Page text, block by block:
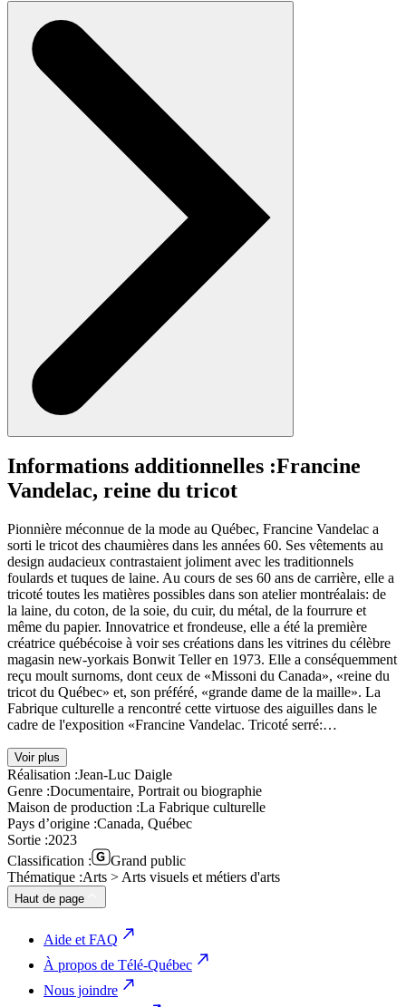
Informations additionnelles :Francine
Vandelac, reine du tricot
Pionnière méconnue de la mode au Québec, Francine Vandelac a
sorti le tricot des chaumières dans les années 60. Ses vêtements au
design audacieux contrastaient joliment avec les traditionnels
foulards et tuques de laine. Au cours de ses 60 ans de carrière, elle a
tricoté toutes les matières possibles dans son atelier montréalais: de
la laine, du coton, de la soie, du cuir, du métal, de la fourrure et
même du papier. Innovatrice et frondeuse, elle a été la première
créatrice québécoise à voir ses créations dans les vitrines du célèbre
magasin new-yorkais Bonwit Teller en 1973. Elle a conséquemment
reçu moult surnoms, dont ceux de «Missoni du Canada», «reine du
tricot du Québec» et, son préféré, «grande dame de la maille». La
Fabrique culturelle a rencontré cette virtuose des aiguilles dans le
cadre de l'exposition «Francine Vandelac. Tricoté serré:…
Voir plus
Réalisation :Jean-Luc Daigle
Genre :Documentaire, Portrait ou biographie
Maison de production :La Fabrique culturelle
Pays d’origine :Canada, Québec
Sortie :2023
Classification :
Grand public
Thématique :Arts > Arts visuels et métiers d'arts
Haut de page
Aide et FAQ
À propos de Télé-Québec
Nous joindre